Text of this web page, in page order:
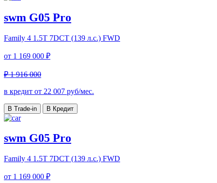
swm G05 Pro
Family 4 1.5T 7DCT (139 л.с.) FWD
от 1 169 000 ₽
₽ 1 916 000
в кредит от 22 007 руб/мес.
В Trade-in В Кредит
swm G05 Pro
Family 4 1.5T 7DCT (139 л.с.) FWD
от 1 169 000 ₽